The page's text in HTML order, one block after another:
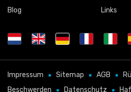
Blog
Links
Impressum Sitemap AGB
Beschwerden
Datenschutz